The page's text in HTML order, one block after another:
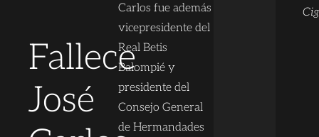
Fallece
José
Carlos fue además
vicepresidente del
Real Betis
Balompié y
presidente del
Consejo General
de Hermandades